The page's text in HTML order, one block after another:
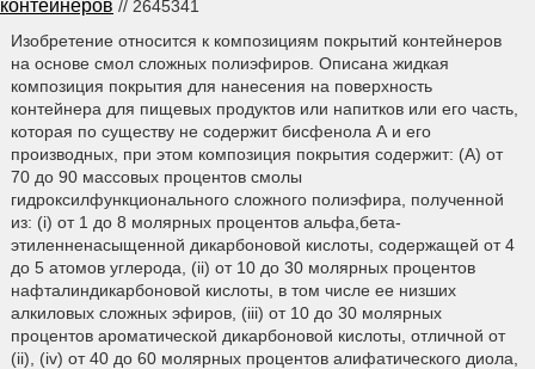
контейнеров // 2645341
Изобретение относится к композициям покрытий контейнеров
на основе смол сложных полиэфиров. Описана жидкая
композиция покрытия для нанесения на поверхность
контейнера для пищевых продуктов или напитков или его часть,
которая по существу не содержит бисфенола А и его
производных, при этом композиция покрытия содержит: (А) от
70 до 90 массовых процентов смолы
гидроксилфункционального сложного полиэфира, полученной
из: (i) от 1 до 8 молярных процентов альфа,бета-
этиленненасыщенной дикарбоновой кислоты, содержащей от 4
до 5 атомов углерода, (ii) от 10 до 30 молярных процентов
нафталиндикарбоновой кислоты, в том числе ее низших
алкиловых сложных эфиров, (iii) от 10 до 30 молярных
процентов ароматической дикарбоновой кислоты, отличной от
(ii), (iv) от 40 до 60 молярных процентов алифатического диола,